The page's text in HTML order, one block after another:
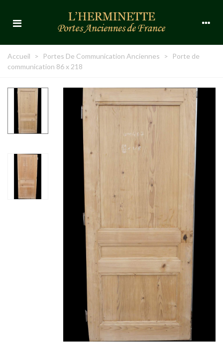
Accueil > Portes De Communication Anciennes >
Porte de
communication 86 x 218